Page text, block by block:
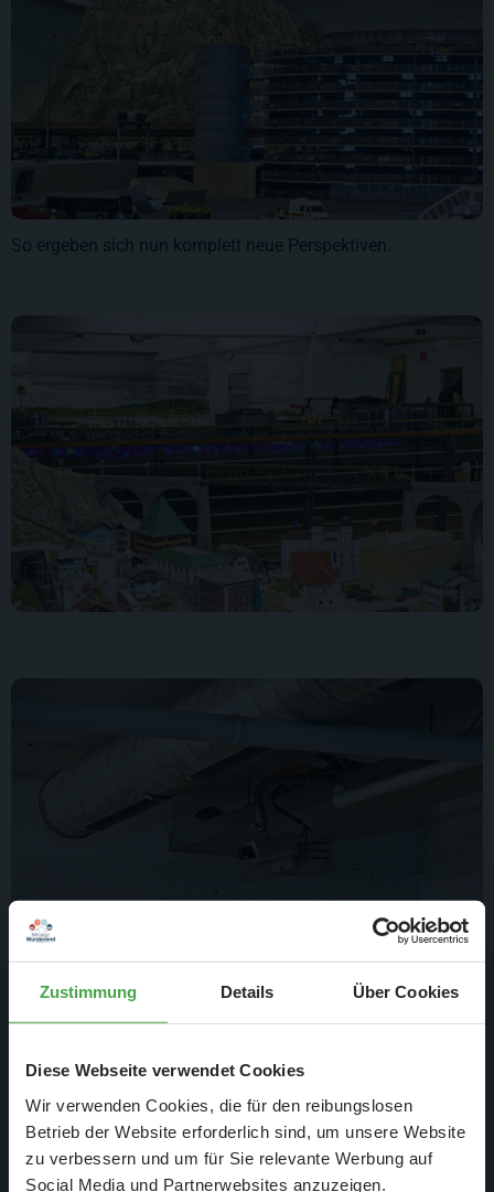
Zustimmung Details Über Cookies
Diese Webseite verwendet Cookies
Wir verwenden Cookies, die für den reibungslosen
Betrieb der Website erforderlich sind, um unsere Website
zu verbessern und um für Sie relevante Werbung auf
Social Media und Partnerwebsites anzuzeigen.
So ergeben sich nun komplett neue Perspektiven.
Da nun die Staubschutzwand nicht mehr vorhanden ist,
musste auch die Webcam umgehängt werden.